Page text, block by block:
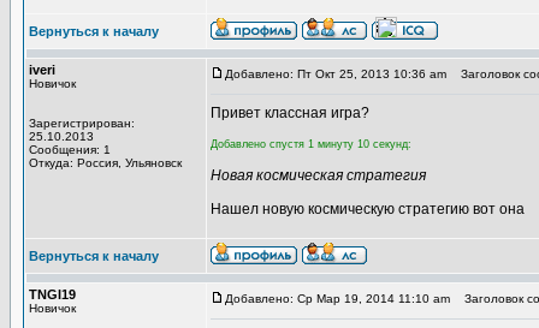
Вернуться к началу
iveri
Новичок
Зарегистрирован:
25.10.2013
Сообщения: 1
Откуда: Россия, Ульяновск
Добавлено: Пт Окт 25, 2013 10:36 am Заголовок
Привет классная игра?
Добавлено спустя 1 минуту 10 секунд:
Новая космическая стратегия
Нашел новую космическую стратегию вот она
Вернуться к началу
TNGI19
Новичок
Добавлено: Ср Мар 19, 2014 11:10 am Заголовок